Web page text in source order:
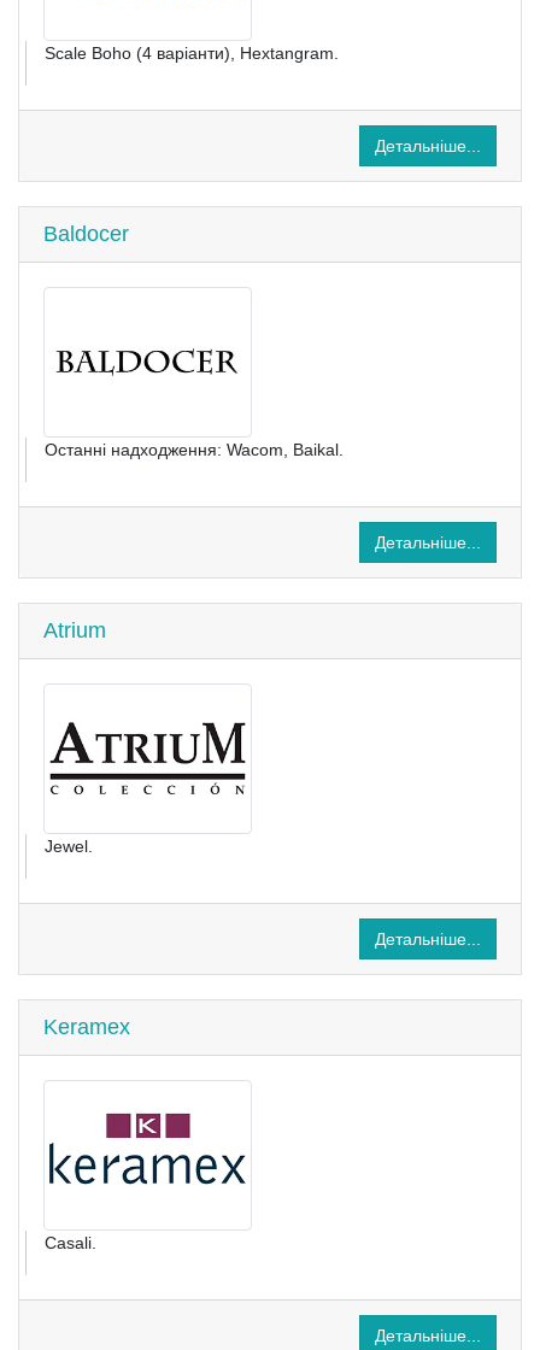
Scale Boho (4 варіанти), Hextangram.
Детальніше...
Baldocer
Останні надходження: Wacom, Baikal.
Детальніше...
Atrium
Jewel.
Детальніше...
Keramex
Casali.
Детальніше...